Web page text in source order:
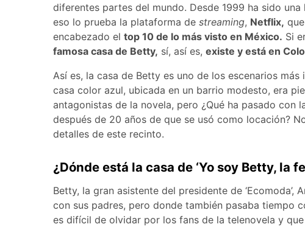
diferentes partes del mundo. Desde 1999 ha sido
eso lo prueba la plataforma de streaming, Netflix,
encabezado el top 10 de lo más visto en México. Si
famosa casa de Betty, sí, así es, existe y está en
Así es, la casa de Betty es uno de los escenarios
casa color azul, ubicada en un barrio modesto, era
antagonistas de la novela, pero ¿Qué ha pasado con
después de 20 años de que se usó como locación?
detalles de este recinto.
¿Dónde está la casa de ‘Yo soy Betty, la
Betty, la gran asistente del presidente de ‘Ecomoda’,
con sus padres, pero donde también pasaba tiempo
es difícil de olvidar por los fans de la telenovela y